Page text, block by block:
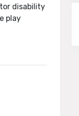
disability
play